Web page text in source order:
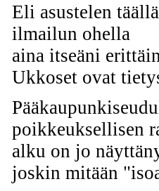
Eli asustelen
ilmailun ohella
aina itseäni
Ukkoset ovat
poikkeuksellisen
alku on jo
joskin mitään